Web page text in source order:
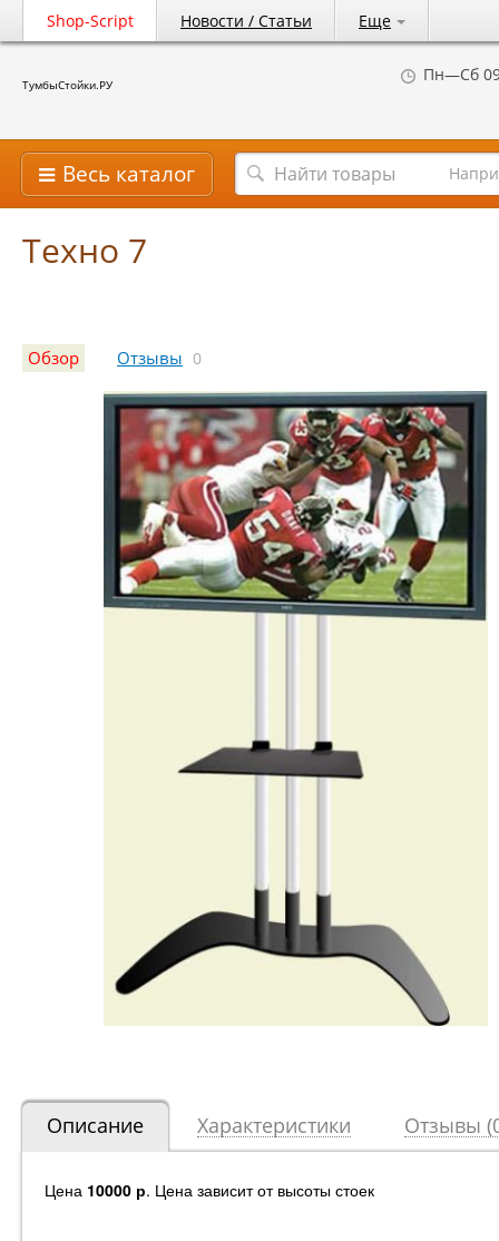
Shop-Script Новости / Статьи Еще
ТумбыСтойки.РУ Пн—Сб
Весь каталог
Техно 7
Обзор Отзывы 0
Описание Характеристики Отзывы
Цена 10000 р. Цена зависит от высоты стоек